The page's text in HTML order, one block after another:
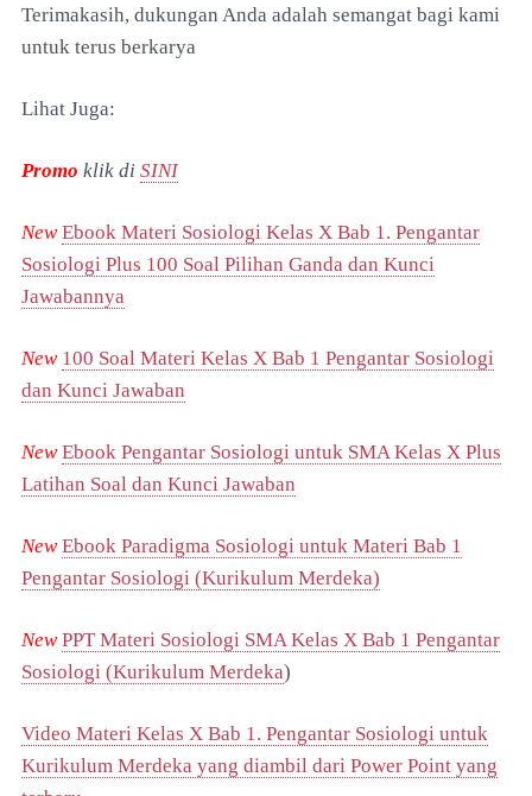
Terimakasih, dukungan Anda adalah semangat bagi kami
untuk terus berkarya
Lihat Juga:
Promo klik di SINI
New Ebook Materi Sosiologi Kelas X Bab 1. Pengantar
Sosiologi Plus 100 Soal Pilihan Ganda dan Kunci
Jawabannya
New 100 Soal Materi Kelas X Bab 1 Pengantar Sosiologi
dan Kunci Jawaban
New Ebook Pengantar Sosiologi untuk SMA Kelas X Plus
Latihan Soal dan Kunci Jawaban
New Ebook Paradigma Sosiologi untuk Materi Bab 1
Pengantar Sosiologi (Kurikulum Merdeka)
New PPT Materi Sosiologi SMA Kelas X Bab 1 Pengantar
Sosiologi (Kurikulum Merdeka)
Video Materi Kelas X Bab 1. Pengantar Sosiologi untuk
Kurikulum Merdeka yang diambil dari Power Point yang